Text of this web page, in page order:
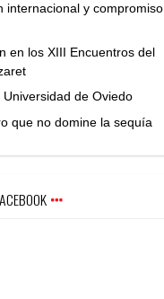
internacional y compromiso
en los XIII Encuentros del
Universidad de Oviedo
que no domine la sequía